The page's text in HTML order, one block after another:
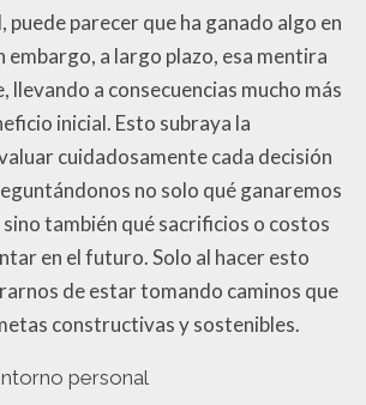
parecer que ha ganado algo en
embargo, a largo plazo, esa mentira
llevando a consecuencias mucho más
inicial. Esto subraya la
cuidadosamente cada decisión
no solo qué ganaremos
también qué sacrificios o costos
en el futuro. Solo al hacer esto
de estar tomando caminos que
constructivas y sostenibles.
personal